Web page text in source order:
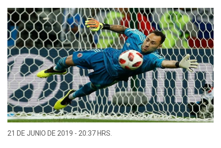
21 DE JUNIO DE 2019 - 20:37 HRS.